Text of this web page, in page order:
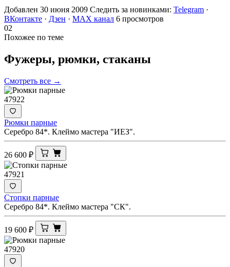
Добавлен 30 июня 2009 Следить за новинками: Telegram ·
ВКонтакте · Дзен · MAX канал 6 просмотров
02
Похожее по теме
Фужеры, рюмки, стаканы
Смотреть все →
47922
Рюмки парные
Серебро 84*. Клеймо мастера "ИЕЗ".
26 600 ₽
47921
Стопки парные
Серебро 84*. Клеймо мастера "СК".
19 600 ₽
47920